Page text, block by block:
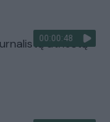
00:00:48
atneštą